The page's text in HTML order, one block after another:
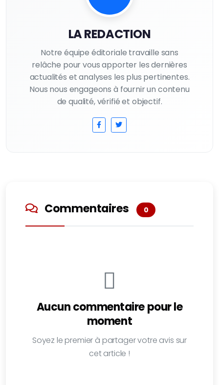
LA REDACTION
Notre équipe éditoriale travaille sans
relâche pour vous apporter les dernières
actualités et analyses les plus pertinentes.
Nous nous engageons à fournir un contenu
de qualité, vérifié et objectif.
Commentaires 0
Aucun commentaire pour le
moment
Soyez le premier à partager votre avis sur
cet article !